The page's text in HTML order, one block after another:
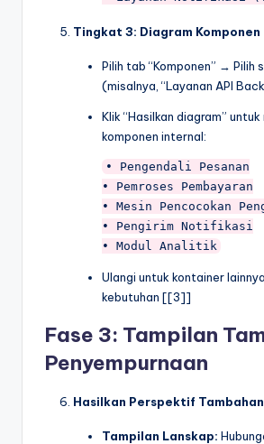
Tingkat 3: Diagram Komponen
Pilih tab “Komponen” → Pilih
(misalnya, “Layanan API
Klik “Hasilkan diagram”
komponen internal:
• Pengendali Pesanan
• Pemroses Pembayaran
• Mesin Pencocokan
• Pengirim Notifikasi
Ulangi untuk kontainer
kebutuhan [[3]]
Fase 3: Tampilan
Penyempurnaan
Hasilkan Perspektif Tambahan
Tampilan Lanskap: